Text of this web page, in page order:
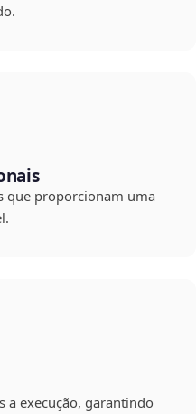
que proporcionam uma
a execução, garantindo